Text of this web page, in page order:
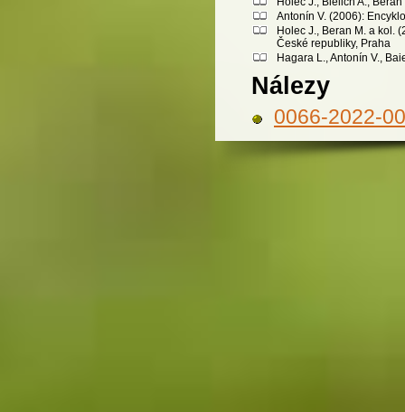
Antonín V. (2006):
Holec J., Beran M. a kol.
České republiky, Praha
Hagara L., Antonín V.,
Nálezy
0066-2022-